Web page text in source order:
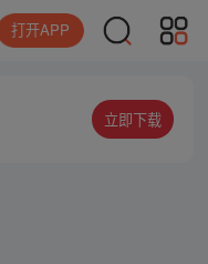
打开APP
立即下载